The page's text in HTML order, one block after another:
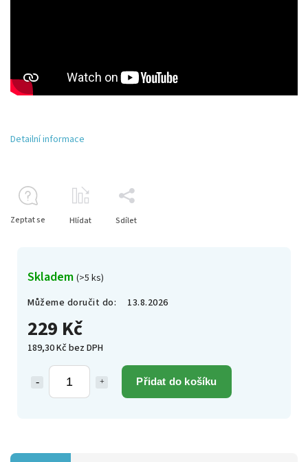
229 Kč
189,30 Kč bez DPH
Přidat do košíku
Skladem (>5 ks)
Můžeme doručit do:
13.8.2026
Detailní informace
Zeptat se Hlídat Sdílet